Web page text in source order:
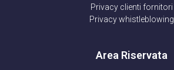
Privacy clienti fornitori
Privacy whistleblowing
Area Riservata